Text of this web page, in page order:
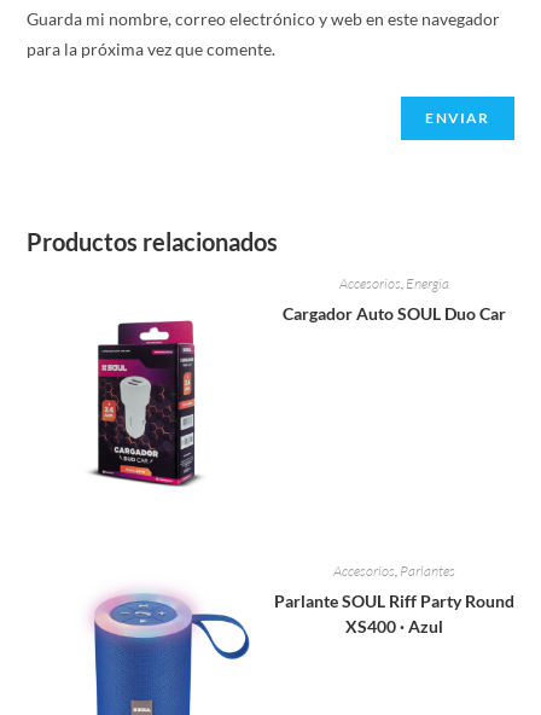
Guarda mi nombre, correo electrónico y web en este navegador
para la próxima vez que comente.
Productos relacionados
Accesorios Energia
Cargador Auto SOUL Duo Car
Accesorios Parlantes
Parlante SOUL Riff Party Round
XS400 · Azul